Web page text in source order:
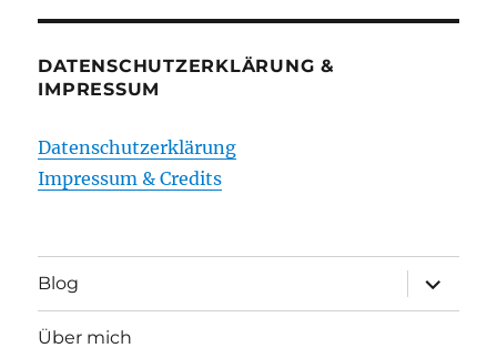
DATENSCHUTZERKLÄRUNG &
IMPRESSUM
Datenschutzerklärung
Impressum & Credits
Blog
öffnen
Über mich